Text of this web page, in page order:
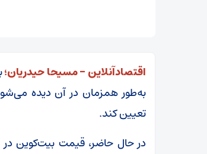
اقتصادآنلاین – مسیحا حیدریان؛
به‌طور همزمان در آن دیده
تعیین کند.